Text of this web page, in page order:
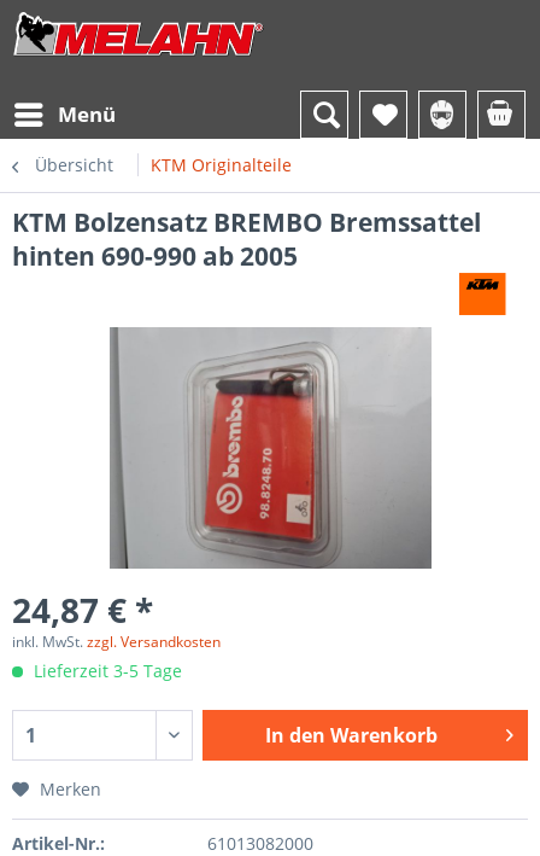
Menü
Übersicht KTM Originalteile
KTM Bolzensatz BREMBO Bremssattel
hinten 690-990 ab 2005
24,87 € *
inkl. MwSt.zzgl. Versandkosten
Lieferzeit 3-5 Tage
In den Warenkorb
Merken
Artikel-Nr.: 61013082000